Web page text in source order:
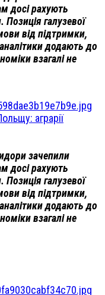
досі рахують
Позиція галузевої
від підтримки,
додають до
взагалі не
аграрії
зачепили
досі рахують
Позиція галузевої
від підтримки,
додають до
взагалі не